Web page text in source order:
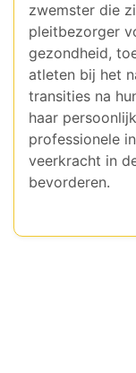
zwemster die
pleitbezorger
gezondheid,
atleten bij het
transities na
haar
professionele
veerkracht in
bevorderen.